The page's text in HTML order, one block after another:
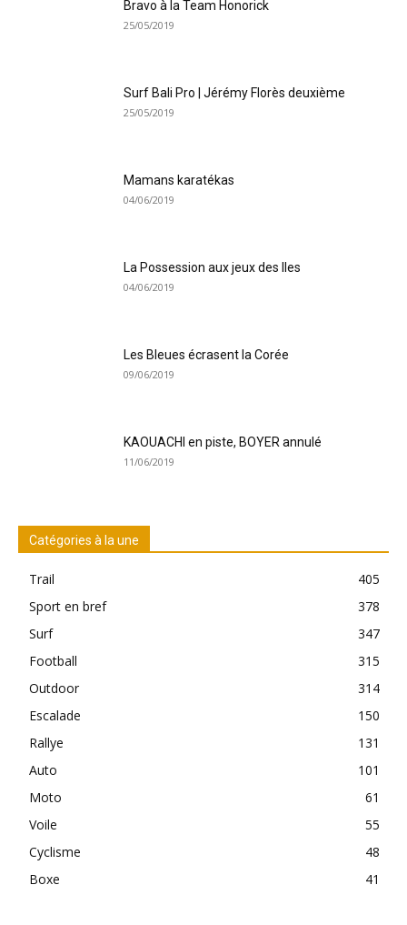
Bravo à la Team Honorick
25/05/2019
Surf Bali Pro | Jérémy Florès deuxième
25/05/2019
Mamans karatékas
04/06/2019
La Possession aux jeux des Iles
04/06/2019
Les Bleues écrasent la Corée
09/06/2019
KAOUACHI en piste, BOYER annulé
11/06/2019
Catégories à la une
Trail
405
Sport en bref
378
Surf
347
Football
315
Outdoor
314
Escalade
150
Rallye
131
Auto
101
Moto
61
Voile
55
Cyclisme
48
Boxe
41